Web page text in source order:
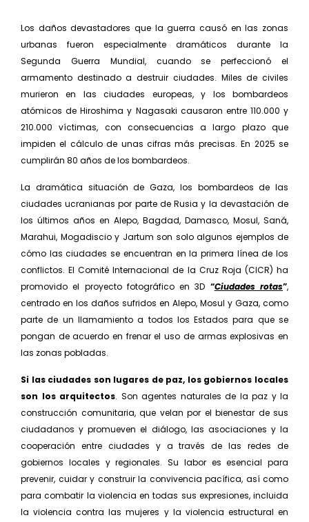
Los daños devastadores que la guerra causó en las zo­nas
urbanas fueron especialmente dramáticos durante la
Segunda Guerra Mundial, cuando se perfeccionó el
armamento destinado a destruir ciudades. Miles de civiles
murieron en las ciudades europeas, y los bom­bardeos
atómicos de Hiroshima y Nagasaki causaron entre 110.000 y
210.000 víctimas, con consecuencias a largo plazo que
impiden el cálculo de unas cifras más precisas. En 2025 se
cumplirán 80 años de los bombar­deos.
La dramática situación de Gaza, los bombardeos de las
ciudades ucranianas por parte de Rusia y la devasta­ción de
los últimos años en Alepo, Bagdad, Damasco, Mosul, Saná,
Marahui, Mogadiscio y Jartum son solo algunos ejemplos de
cómo las ciudades se encuentran en la primera línea de los
conflictos. El Comité Interna­cional de la Cruz Roja (CICR) ha
promovido el proyecto fotográfico en 3D “Ciudades rotas”,
centrado en los daños sufridos en Alepo, Mosul y Gaza, como
parte de un llamamiento a todos los Estados para que se
pon­gan de acuerdo en frenar el uso de armas explosivas en
las zonas pobladas.
Si las ciudades son lugares de paz, los gobiernos locales
son los arquitectos. Son agentes naturales de la paz y la
construcción comunitaria, que velan por el bienestar de sus
ciudadanos y promueven el diálogo, las asociaciones y la
cooperación entre ciudades y a través de las redes de
gobiernos locales y regionales. Su labor es esencial para
prevenir, cuidar y construir la convivencia pacífica, así como
para combatir la vio­lencia en todas sus expresiones, incluida
la violencia contra las mujeres y la violencia estructural en